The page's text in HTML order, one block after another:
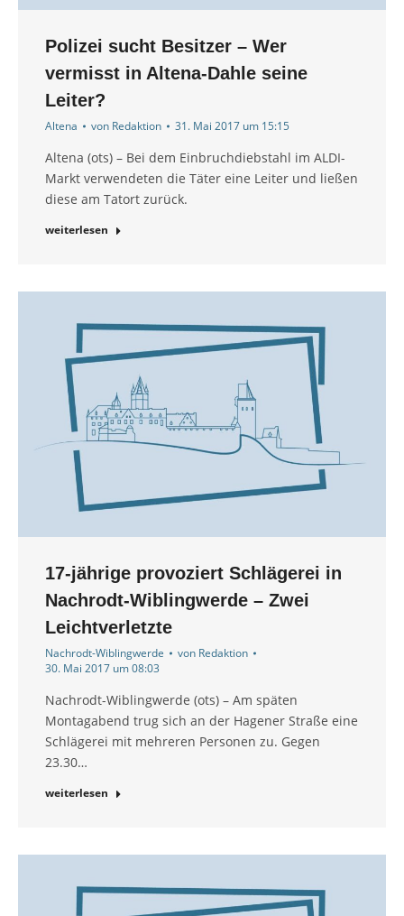
Polizei sucht Besitzer – Wer
vermisst in Altena-Dahle seine
Leiter?
Altena von Redaktion 31. Mai 2017 um 15:15
Altena (ots) – Bei dem Einbruchdiebstahl im ALDI-
Markt verwendeten die Täter eine Leiter und ließen
diese am Tatort zurück.
weiterlesen
17-jährige provoziert Schlägerei in
Nachrodt-Wiblingwerde – Zwei
Leichtverletzte
Nachrodt-Wiblingwerde von Redaktion
30. Mai 2017 um 08:03
Nachrodt-Wiblingwerde (ots) – Am späten
Montagabend trug sich an der Hagener Straße eine
Schlägerei mit mehreren Personen zu. Gegen
23.30…
weiterlesen